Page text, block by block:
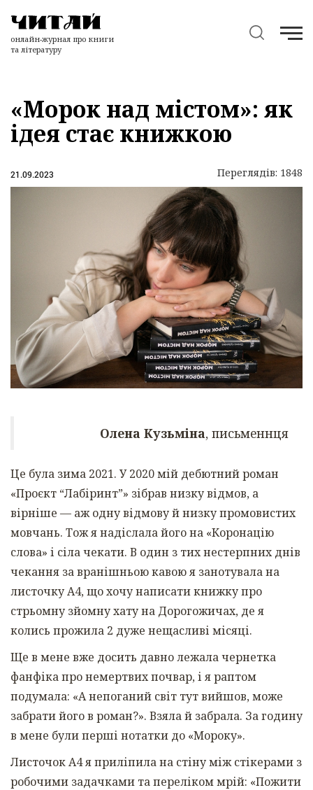
онлайн-журнал про книги
та літературу
«Морок над містом»: як
ідея стає книжкою
21.09.2023 Переглядів: 1848
Олена Кузьміна, письменнця
Це була зима 2021. У 2020 мій дебютний роман
«Проєкт “Лабіринт”» зібрав низку відмов, а
вірніше — аж одну відмову й низку промовистих
мовчань. Тож я надіслала його на «Коронацію
слова» і сіла чекати. В один з тих нестерпних днів
чекання за вранішньою кавою я занотувала на
листочку А4, що хочу написати книжку про
стрьомну зйомну хату на Дорогожичах, де я
колись прожила 2 дуже нещасливі місяці.
Ще в мене вже досить давно лежала чернетка
фанфіка про немертвих почвар, і я раптом
подумала: «А непоганий світ тут вийшов, може
забрати його в роман?». Взяла й забрала. За годину
в мене були перші нотатки до «Мороку».
Листочок А4 я приліпила на стіну між стікерами з
робочими задачками та переліком мрій: «Пожити